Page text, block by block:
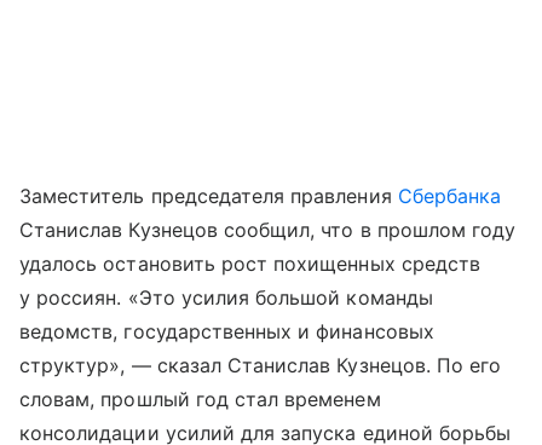
Заместитель председателя правления Сбербанка
Станислав Кузнецов сообщил, что в прошлом году
удалось остановить рост похищенных средств
у россиян. «Это усилия большой команды
ведомств, государственных и финансовых
структур», — сказал Станислав Кузнецов. По его
словам, прошлый год стал временем
консолидации усилий для запуска единой борьбы